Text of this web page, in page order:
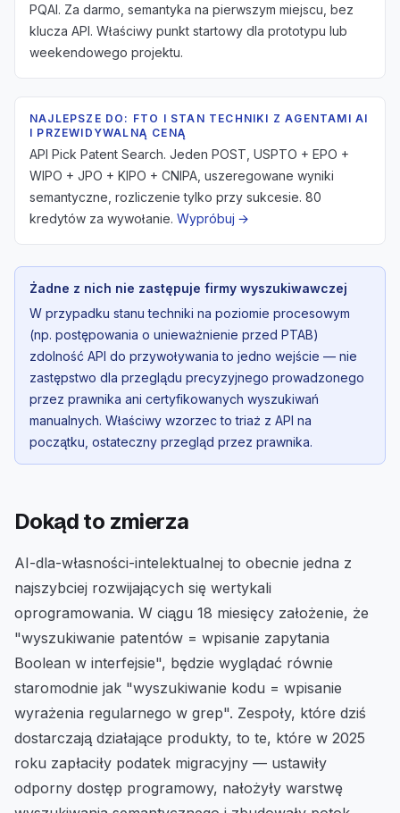
PQAI. Za darmo, semantyka na pierwszym miejscu, bez
klucza API. Właściwy punkt startowy dla prototypu lub
weekendowego projektu.
NAJLEPSZE DO: FTO I STAN TECHNIKI Z AGENTAMI AI
I PRZEWIDYWALNĄ CENĄ
API Pick Patent Search. Jeden POST, USPTO + EPO +
WIPO + JPO + KIPO + CNIPA, uszeregowane wyniki
semantyczne, rozliczenie tylko przy sukcesie. 80
kredytów za wywołanie. Wypróbuj →
Żadne z nich nie zastępuje firmy wyszukiwawczej
W przypadku stanu techniki na poziomie procesowym
(np. postępowania o unieważnienie przed PTAB)
zdolność API do przywoływania to jedno wejście — nie
zastępstwo dla przeglądu precyzyjnego prowadzonego
przez prawnika ani certyfikowanych wyszukiwań
manualnych. Właściwy wzorzec to triaż z API na
początku, ostateczny przegląd przez prawnika.
Dokąd to zmierza
AI-dla-własności-intelektualnej to obecnie jedna z
najszybciej rozwijających się wertykali
oprogramowania. W ciągu 18 miesięcy założenie, że
"wyszukiwanie patentów = wpisanie zapytania
Boolean w interfejsie", będzie wyglądać równie
staromodnie jak "wyszukiwanie kodu = wpisanie
wyrażenia regularnego w grep". Zespoły, które dziś
dostarczają działające produkty, to te, które w 2025
roku zapłaciły podatek migracyjny — ustawiły
odporny dostęp programowy, nałożyły warstwę